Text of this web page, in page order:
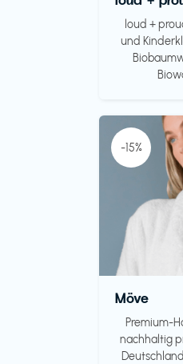
loud +
und
-15%
Möve
Premium-
nachhaltig